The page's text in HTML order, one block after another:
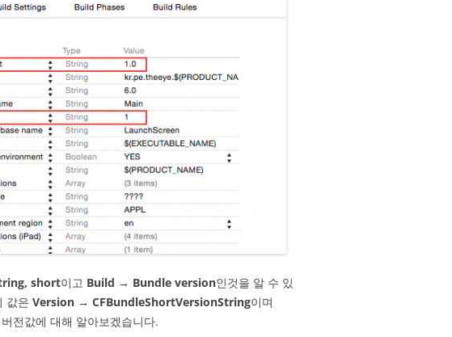
short이고 Build → Bundle version인것을 알 수 있
값은 Version → CFBundleShortVersionString이며
전값에 대해 알아보겠습니다.